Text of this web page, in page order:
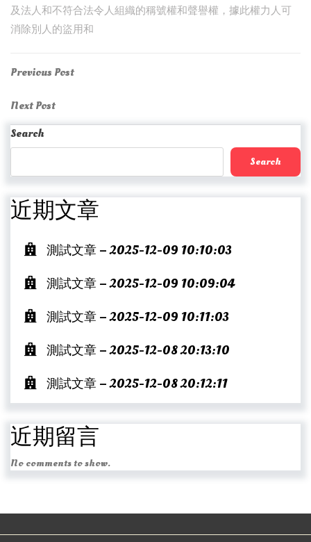
及法人和不符合法令人組織的稱號權和聲譽權，據此權力人可
消除別人的盜用和
Post
navigation
Previous
Previous Post
Next
Post
Next Post
Search
Search
近期文章
測試文章 – 2025-12-09 10:10:03
測試文章 – 2025-12-09 10:09:04
測試文章 – 2025-12-09 10:11:03
測試文章 – 2025-12-08 20:13:10
測試文章 – 2025-12-08 20:12:11
近期留言
No comments to show.